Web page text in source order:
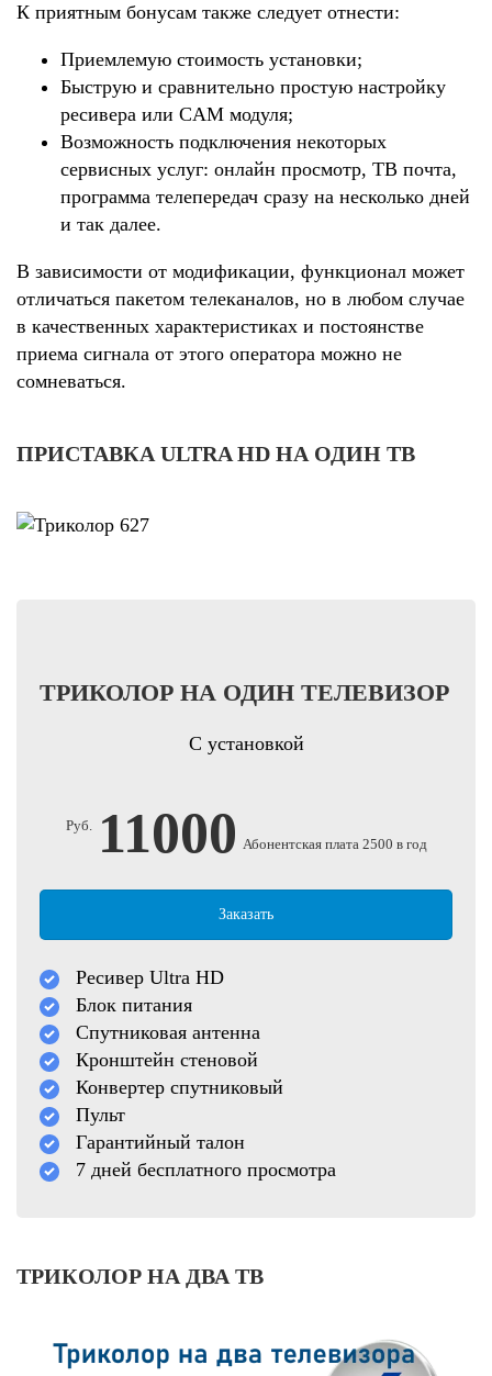
К приятным бонусам также следует отнести:
Приемлемую стоимость установки;
Быструю и сравнительно простую настройку
ресивера или CAM модуля;
Возможность подключения некоторых
сервисных услуг: онлайн просмотр, ТВ почта,
программа телепередач сразу на несколько дней
и так далее.
В зависимости от модификации, функционал может
отличаться пакетом телеканалов, но в любом случае
в качественных характеристиках и постоянстве
приема сигнала от этого оператора можно не
сомневаться.
ПРИСТАВКА ULTRA HD НА ОДИН ТВ
ТРИКОЛОР НА ОДИН ТЕЛЕВИЗОР
С установкой
Руб. 11000 Абонентская плата 2500 в год
Заказать
Ресивер Ultra HD
Блок питания
Спутниковая антенна
Кронштейн стеновой
Конвертер спутниковый
Пульт
Гарантийный талон
7 дней бесплатного просмотра
ТРИКОЛОР НА ДВА ТВ